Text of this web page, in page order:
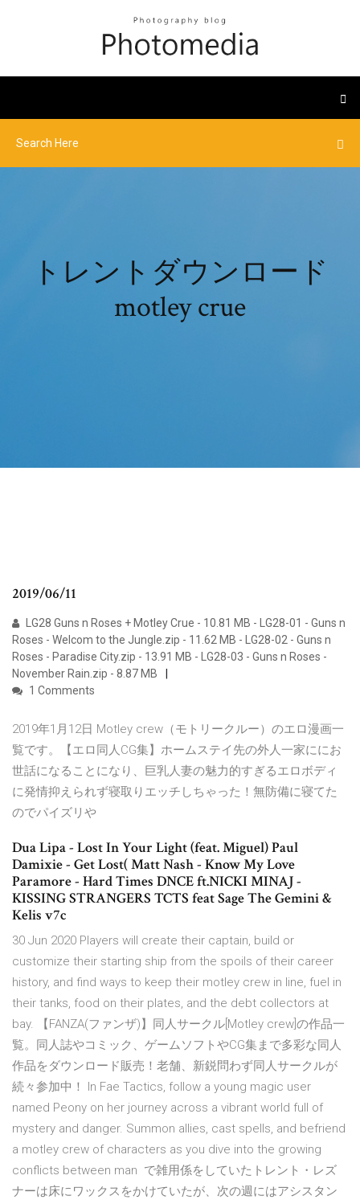
トレントダウンロード
motley crue
2019/06/11
LG28 Guns n Roses + Motley Crue - 10.81 MB - LG28-01 - Guns n
Roses - Welcom to the Jungle.zip - 11.62 MB - LG28-02 - Guns n
Roses - Paradise City.zip - 13.91 MB - LG28-03 - Guns n Roses -
November Rain.zip - 8.87 MB
1 Comments
2019年1月12日 Motley crew（モトリークルー）のエロ漫画一
覧です。【エロ同人CG集】ホームステイ先の外人一家ににお
世話になることになり、巨乳人妻の魅力的すぎるエロボディ
に発情抑えられず寝取りエッチしちゃった！無防備に寝てた
のでパイズリや
Dua Lipa - Lost In Your Light (feat. Miguel) Paul
Damixie - Get Lost( Matt Nash - Know My Love
Paramore - Hard Times DNCE ft.NICKI MINAJ -
KISSING STRANGERS TCTS feat Sage The Gemini &
Kelis v7c
30 Jun 2020 Players will create their captain, build or
customize their starting ship from the spoils of their career
history, and find ways to keep their motley crew in line, fuel in
their tanks, food on their plates, and the debt collectors at
bay. 【FANZA(ファンザ)】同人サークル[Motley crew]の作品一
覧。同人誌やコミック、ゲームソフトやCG集まで多彩な同人
作品をダウンロード販売！老舗、新鋭問わず同人サークルが
続々参加中！ In Fae Tactics, follow a young magic user
named Peony on her journey across a vibrant world full of
mystery and danger. Summon allies, cast spells, and befriend
a motley crew of characters as you dive into the growing
conflicts between man で雑用係をしていたトレント・レズ
ナーは床にワックスをかけていたが、次の週にはアシスタン